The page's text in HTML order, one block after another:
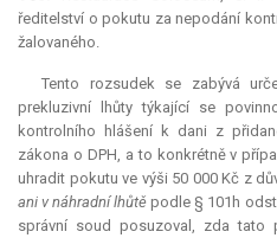
ředitelství o pokutu za nepodání
žalovaného.
Tento rozsudek se zabývá
prekluzivní lhůty týkající se
kontrolního hlášení k dani z
zákona o DPH, a to konkrétně v
uhradit pokutu ve výši 50 000 Kč z
ani v náhradní lhůtě podle § 101h
správní soud posuzoval, zda tato